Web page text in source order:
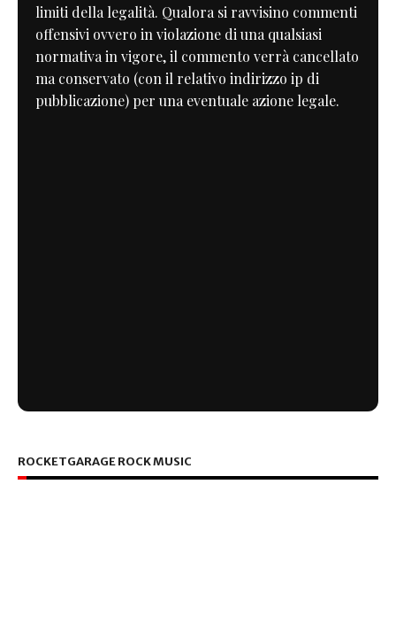
limiti della legalità. Qualora si ravvisino commenti
offensivi ovvero in violazione di una qualsiasi
normativa in vigore, il commento verrà cancellato
ma conservato (con il relativo indirizzo ip di
pubblicazione) per una eventuale azione legale.
ROCKETGARAGE ROCK MUSIC